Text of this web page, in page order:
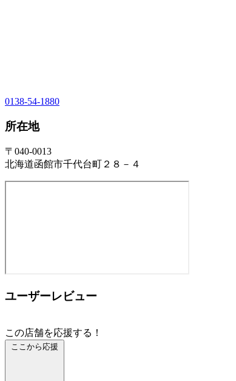
0138-54-1880
所在地
〒040-0013
北海道函館市千代台町２８－４
ユーザーレビュー
この店舗を応援する！
ここから応援